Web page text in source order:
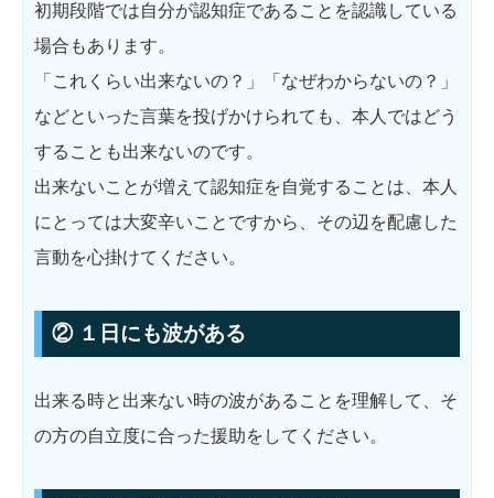
初期段階では自分が認知症であることを認識している
場合もあります。
「これくらい出来ないの？」「なぜわからないの？」
などといった言葉を投げかけられても、本人ではどう
することも出来ないのです。
出来ないことが増えて認知症を自覚することは、本人
にとっては大変辛いことですから、その辺を配慮した
言動を心掛けてください。
② １日にも波がある
出来る時と出来ない時の波があることを理解して、そ
の方の自立度に合った援助をしてください。